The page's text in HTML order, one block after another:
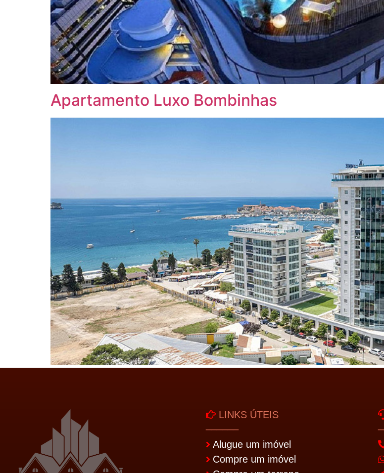
Apartamento Luxo Bombinhas
LINKS ÚTEIS
Alugue um imóvel
Compre um imóvel